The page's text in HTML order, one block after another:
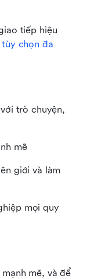
tiếp hiệu
tùy chọn đa
trò chuyện,
mẽ
giới và làm
mọi quy
mẽ, và để